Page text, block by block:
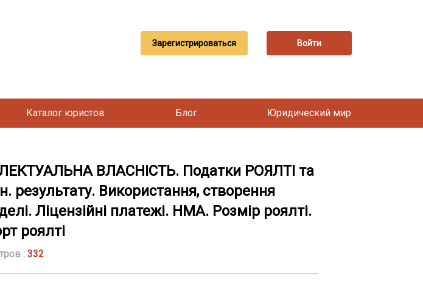
Зарегистрироваться Войти
Каталог юристов Блог Юридический мир
ВЛАСНІСТЬ. Податки РОЯЛТІ та
Використання, створення
Ліцензійні платежі. НМА. Розмір роялті.
роялті
: 332